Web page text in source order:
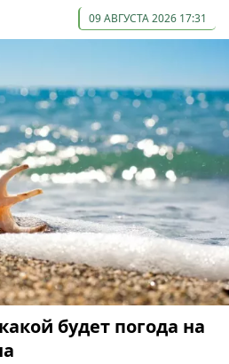
09 АВГУСТА 2026 17:31
будет погода на